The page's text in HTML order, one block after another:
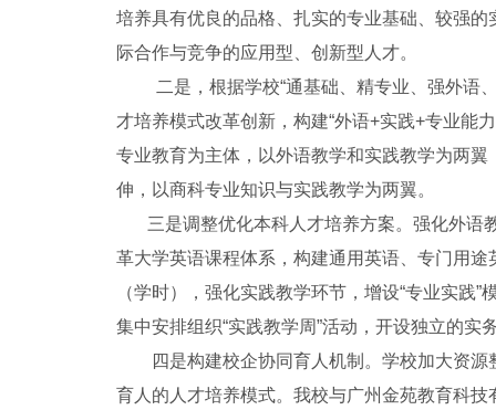
培养具有优良的品格、扎实的专业基础、较强
际合作与竞争的应用型、创新型人才。
二是，根据学校“通基础、精专业、强外语、
才培养模式改革创新，构建“外语+实践+专业能
专业教育为主体，以外语教学和实践教学为两
伸，以商科专业知识与实践教学为两翼。
三是调整优化本科人才培养方案。强化外语
革大学英语课程体系，构建通用英语、专门用
（学时），强化实践教学环节，增设“专业实践
集中安排组织“实践教学周”活动，开设独立的
四是构建校企协同育人机制。学校加大资源
育人的人才培养模式。我校与广州金苑教育科